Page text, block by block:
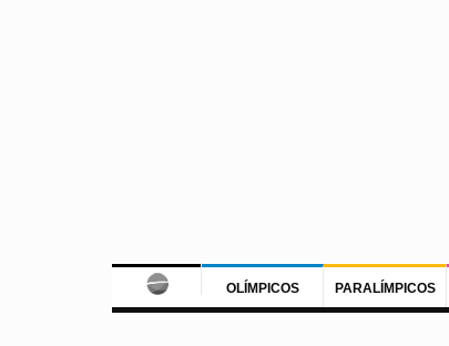
OLÍMPICOS PARALÍMPICOS